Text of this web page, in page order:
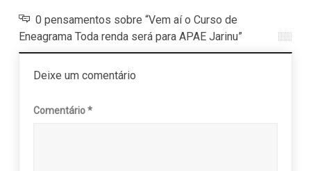
0 pensamentos sobre “Vem aí o Curso de
Eneagrama Toda renda será para APAE Jarinu”
Deixe um comentário
Comentário*